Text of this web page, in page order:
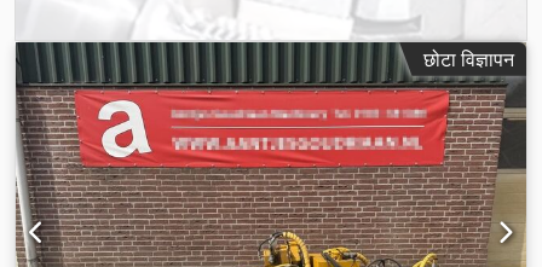
छोटा विज्ञापन